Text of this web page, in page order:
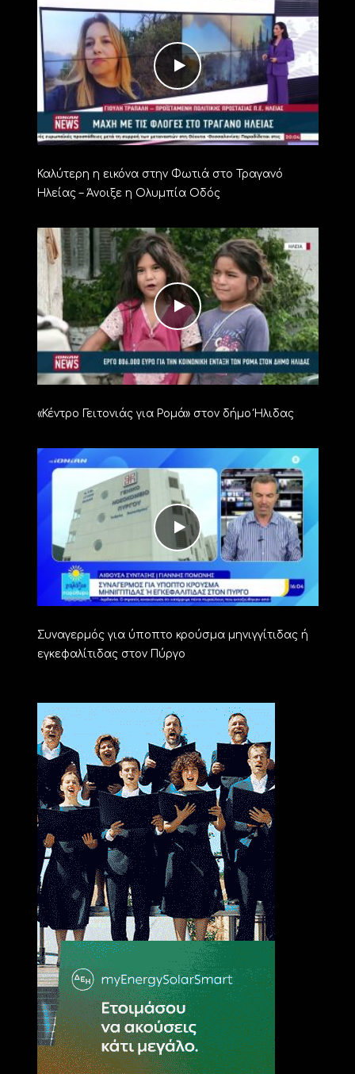
Καλύτερη η εικόνα στην Φωτιά στο Τραγανό
Ηλείας – Άνοιξε η Ολυμπία Οδός
«Κέντρο Γειτονιάς για Ρομά» στον δήμο Ήλιδας
Συναγερμός για ύποπτο κρούσμα μηνιγγίτιδας ή
εγκεφαλίτιδας στον Πύργο